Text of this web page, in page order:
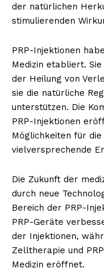
der natürlichen
stimulierenden
PRP-Injektionen
Medizin etabliert.
der Heilung von
sie die natürliche
unterstützen. Die
PRP-Injektionen
Möglichkeiten für
vielversprechende
Die Zukunft der
durch neue
Bereich der PRP-
PRP-Geräte
der Injektionen,
Zelltherapie und
Medizin eröffnet.